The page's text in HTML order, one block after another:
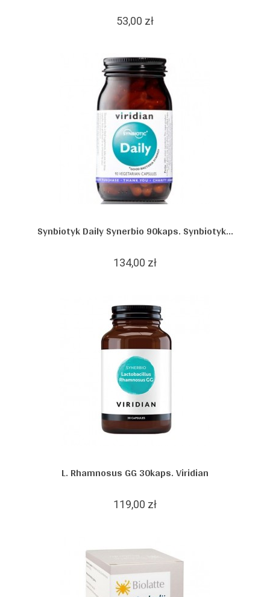
53,00 zł
Synbiotyk Daily Synerbio 90kaps. Synbiotyk...
134,00 zł
L. Rhamnosus GG 30kaps. Viridian
119,00 zł